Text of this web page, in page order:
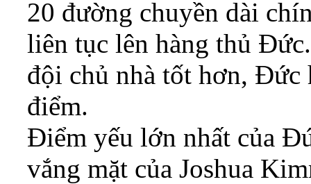
20 đường chuyền dài
liên tục lên hàng thủ
đội chủ nhà tốt hơn, Đức
điểm.
Điểm yếu lớn nhất của
vắng mặt của Joshua